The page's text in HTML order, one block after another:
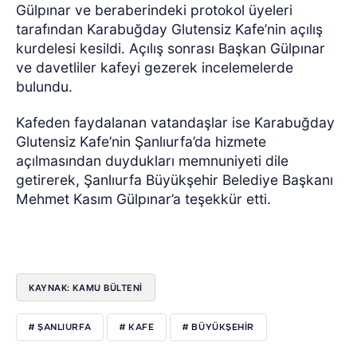
Gülpınar ve beraberindeki protokol üyeleri
tarafından Karabuğday Glutensiz Kafe’nin açılış
kurdelesi kesildi. Açılış sonrası Başkan Gülpınar
ve davetliler kafeyi gezerek incelemelerde
bulundu.
Kafeden faydalanan vatandaşlar ise Karabuğday
Glutensiz Kafe’nin Şanlıurfa’da hizmete
açılmasından duydukları memnuniyeti dile
getirerek, Şanlıurfa Büyükşehir Belediye Başkanı
Mehmet Kasım Gülpınar’a teşekkür etti.
KAYNAK: KAMU BÜLTENİ
# ŞANLIURFA # KAFE # BÜYÜKŞEHIR